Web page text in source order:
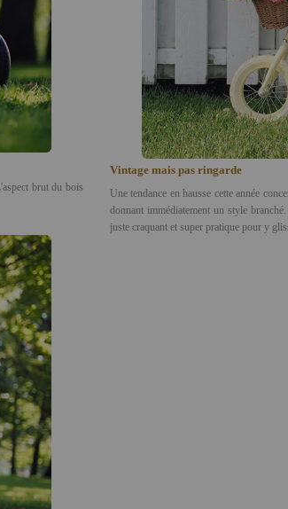
brut du bois
Vintage mais pas ringarde
Une tendance en hausse cette année
donnant immédiatement un style
juste craquant et super pratique pour y